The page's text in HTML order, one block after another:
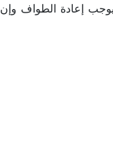
يوجب إعادة الطواف وإن